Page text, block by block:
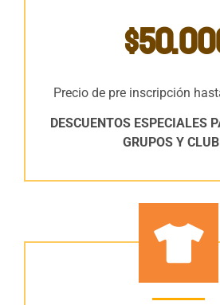
Precio de pre inscripción
DESCUENTOS ESPECIALES
GRUPOS Y